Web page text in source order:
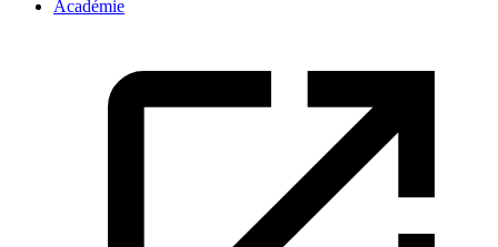
Académie